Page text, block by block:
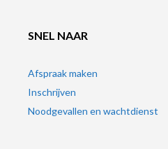
SNEL NAAR
Afspraak maken
Inschrijven
Noodgevallen en wachtdienst